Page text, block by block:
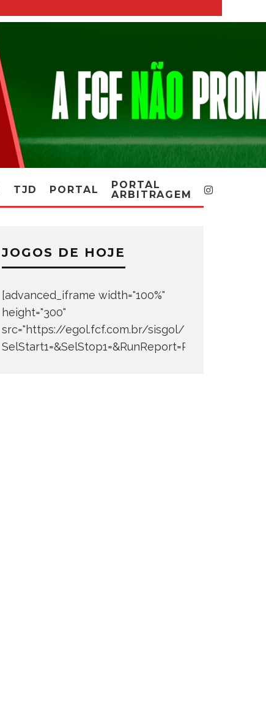
TJD PORTAL
PORTAL
ARBITRAGEM
JOGOS DE HOJE
[advanced_iframe width="100%"
height="300"
src="https://egol.fcf.com.br/sisgol/
SelStart1=&SelStop1=&RunReport=Run+Report"]